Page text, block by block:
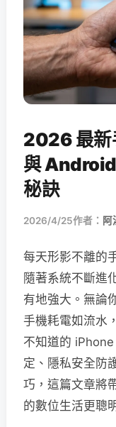
2026 最新
與
秘訣
2026/4/25作者： 阿
每天形影不離的
隨著系統不斷進
有地強大。無論
手機耗電如流水
不知道的
定、隱私安全防
巧，這篇文章將
的數位生活更聰